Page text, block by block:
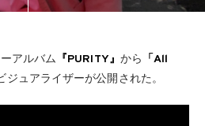
アルバム 『PURITY』 から 「All
ュアライザーが公開された。